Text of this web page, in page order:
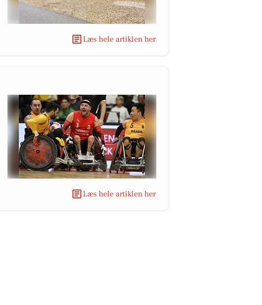
Læs hele artiklen her
Læs hele artiklen her